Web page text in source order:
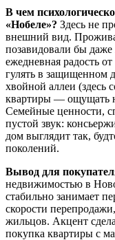
В чем
«Нобеле»? Здесь не
внешний вид.
позавидовали бы
ежедневная радость
гулять в защищенном
хвойной аллеи (здесь
квартиры — ощущать
Семейные ценности,
пустой звук:
дом выглядит так,
поколений.
Вывод для
недвижимостью в
стабильно занимает
скорости
жильцов. Акцент
покупка квартиры с